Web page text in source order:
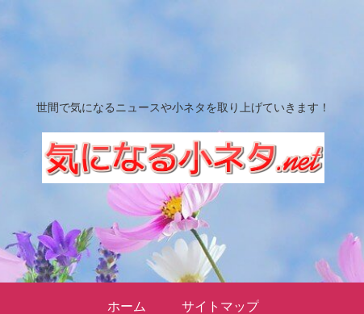
世間で気になるニュースや小ネタを取り上げていきます！
ホーム サイトマップ